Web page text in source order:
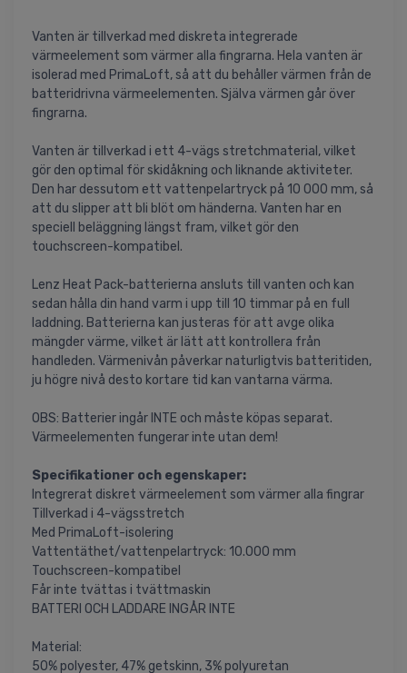
Vanten är tillverkad med diskreta integrerade
värmeelement som värmer alla fingrarna. Hela vanten är
isolerad med PrimaLoft, så att du behåller värmen från de
batteridrivna värmeelementen. Själva värmen går över
fingrarna.
Vanten är tillverkad i ett 4-vägs stretchmaterial, vilket
gör den optimal för skidåkning och liknande aktiviteter.
Den har dessutom ett vattenpelartryck på 10 000 mm, så
att du slipper att bli blöt om händerna. Vanten har en
speciell beläggning längst fram, vilket gör den
touchscreen-kompatibel.
Lenz Heat Pack-batterierna ansluts till vanten och kan
sedan hålla din hand varm i upp till 10 timmar på en full
laddning. Batterierna kan justeras för att avge olika
mängder värme, vilket är lätt att kontrollera från
handleden. Värmenivån påverkar naturligtvis batteritiden,
ju högre nivå desto kortare tid kan vantarna värma.
OBS: Batterier ingår INTE och måste köpas separat.
Värmeelementen fungerar inte utan dem!
Specifikationer och egenskaper:
Integrerat diskret värmeelement som värmer alla fingrar
Tillverkad i 4-vägsstretch
Med PrimaLoft-isolering
Vattentäthet/vattenpelartryck: 10.000 mm
Touchscreen-kompatibel
Får inte tvättas i tvättmaskin
BATTERI OCH LADDARE INGÅR INTE
Material:
50% polyester, 47% getskinn, 3% polyuretan